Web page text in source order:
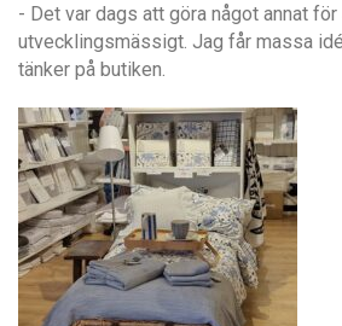
- Det var dags att göra något annat
utvecklingsmässigt. Jag får massa
tänker på butiken.